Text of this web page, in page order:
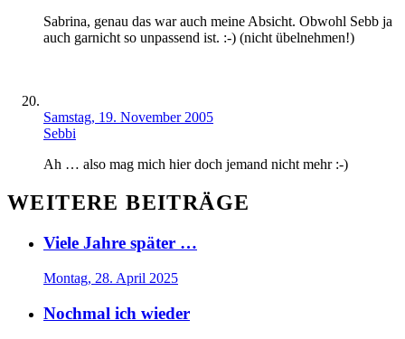
Sabrina, genau das war auch meine Absicht. Obwohl Sebb ja
auch garnicht so unpassend ist. :-) (nicht übelnehmen!)
Samstag, 19. November 2005
Sebbi
Ah … also mag mich hier doch jemand nicht mehr :-)
WEITERE BEITRÄGE
Viele Jahre später …
Montag, 28. April 2025
Nochmal ich wieder